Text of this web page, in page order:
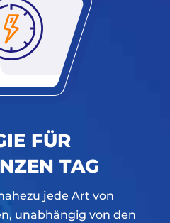
FÜR
TAG
jede Art von
unabhängig von den